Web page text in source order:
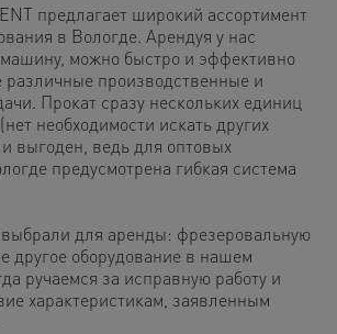
предлагает широкий ассортимент
в Вологде. Арендуя у нас
можно быстро и эффективно
производственные и
Прокат сразу нескольких единиц
необходимости искать других
выгоден, ведь для оптовых
предусмотрена гибкая система
для аренды: фрезеровальную
другое оборудование в нашем
ручаемся за исправную работу и
характеристикам, заявленным